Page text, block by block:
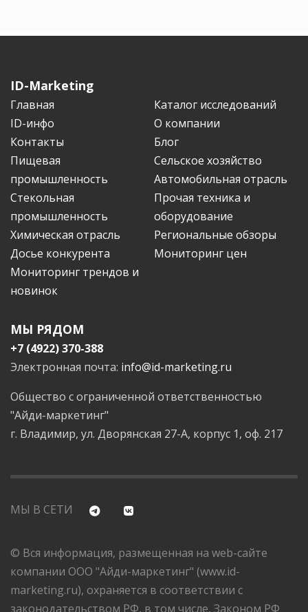
ID-Marketing
Главная
Каталог исследований
ID-инфо
О компании
Контакты
Блог
Пищевая
промышленность
Сельское хозяйство
Автомобильная отрасль
Стекольная
промышленность
Прочая техника и
оборудование
Химическая отрасль
Региональные обзоры
Досье конкурента
Мониторинг цен
Мониторинг трендов и
новинок
МЫ РЯДОМ
+7 (4922) 370-388
Электронная почта: info@id-marketing.ru
Общество с ограниченной ответственностью
"Айди-маркетинг"
г. Владимир, ул. Дворянская 27-А, корпус 1, оф. 217
МЫ В СЕТИ
© Вся информация, размещенная на web-сайте
компании ООО "Айди-маркетинг" (www.id-
marketing.ru), охраняется в соответствии с
законодательством РФ, в том числе, Законом РФ